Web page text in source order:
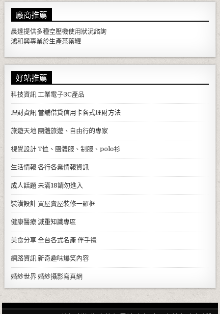
廠商推薦
晨達提供多種空壓機使用狀況諮詢
鴻和興專業於生產茶葉罐
好站推薦
科技資訊 工業電子3C產品
理財資訊 當舖借貸信用卡各式理財方法
旅遊天地 團體旅遊、自由行的專家
視覺設計 T恤、團體服、制服、polo衫
生活情報 各行各業情報資訊
成人話題 未滿18請勿進入
裝潢設計 買屋賣屋裝修一羅框
健康醫療 減重知識專區
美食分享 全台各式名產 伴手禮
網路資訊 新奇趣味爆笑內容
婚紗世界 婚紗攝影寫真網